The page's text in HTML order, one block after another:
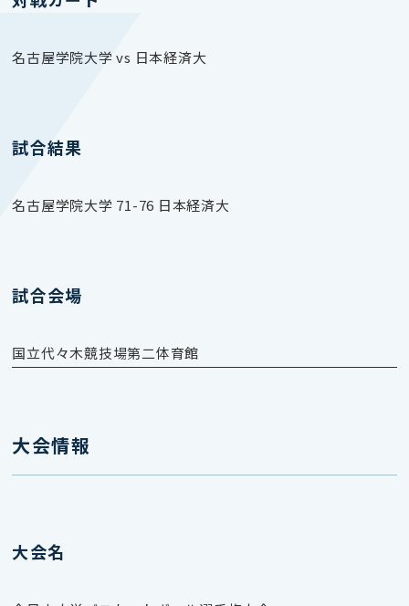
名古屋学院大学 vs 日本経済大
試合結果
名古屋学院大学 71-76 日本経済大
試合会場
国立代々木競技場第二体育館
大会情報
大会名